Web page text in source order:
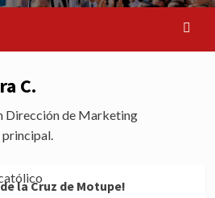
C.
Dirección de Marketing
la Cruz de Motupe!